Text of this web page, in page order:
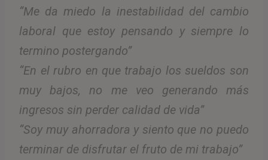
“Me da miedo la inestabilidad del cambio
laboral que estoy pensando y siempre lo
termino postergando”
“En el rubro en que trabajo los sueldos son
muy bajos, no me veo generando más
ingresos sin perder calidad de vida”
“Soy muy ahorradora y siento que no puedo
terminar de disfrutar el fruto de mi trabajo”